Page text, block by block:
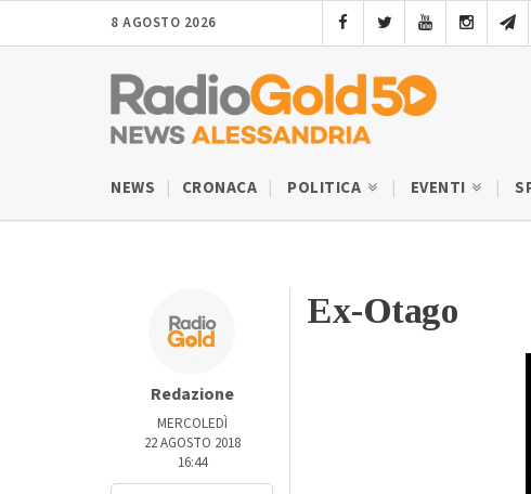
8 AGOSTO 2026
NEWS CRONACA POLITICA EVENTI
Redazione
MERCOLEDÌ
22 AGOSTO 2018
16:44
Ex-Otago